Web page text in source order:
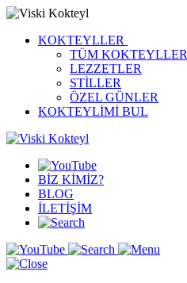
KOKTEYLLER
TÜM KOKTEYLLER
LEZZETLER
STİLLER
ÖZEL GÜNLER
KOKTEYLİMİ BUL
BİZ KİMİZ?
BLOG
İLETİŞİM